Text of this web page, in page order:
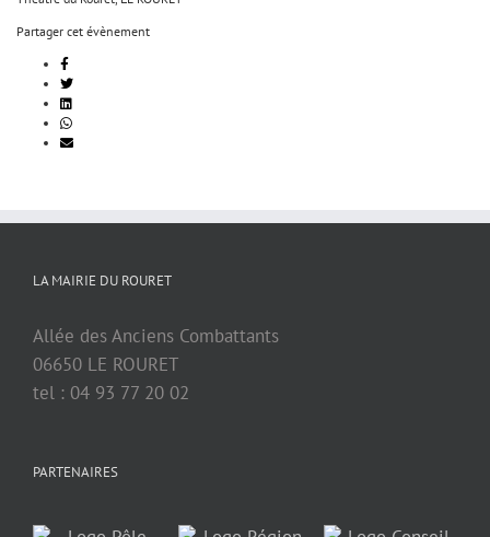
Partager cet évènement
LA MAIRIE DU ROURET
Allée des Anciens Combattants
06650 LE ROURET
tel : 04 93 77 20 02
PARTENAIRES